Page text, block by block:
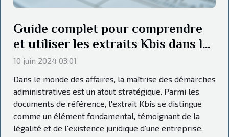
Guide complet pour comprendre
et utiliser les extraits Kbis dans les
démarches administratives des
entreprises
10 juin 2024 03:01
Dans le monde des affaires, la maîtrise des démarches
administratives est un atout stratégique. Parmi les
documents de référence, l'extrait Kbis se distingue
comme un élément fondamental, témoignant de la
légalité et de l'existence juridique d'une entreprise.